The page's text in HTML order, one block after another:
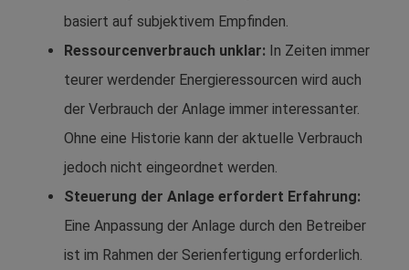
basiert auf subjektivem Empfinden.
Ressourcenverbrauch unklar: In Zeiten immer
teurer werdender Energieressourcen wird auch
der Verbrauch der Anlage immer interessanter.
Ohne eine Historie kann der aktuelle Verbrauch
jedoch nicht eingeordnet werden.
Steuerung der Anlage erfordert Erfahrung:
Eine Anpassung der Anlage durch den Betreiber
ist im Rahmen der Serienfertigung erforderlich.